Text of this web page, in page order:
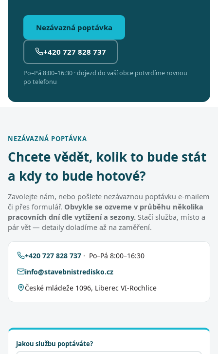
Nezávazná poptávka
+420 727 828 737
Po–Pá 8:00–16:30 · dojezd do vaší obce potvrdíme rovnou
po telefonu
NEZÁVAZNÁ POPTÁVKA
Chcete vědět, kolik to bude stát
a kdy to bude hotové?
Zavolejte nám, nebo pošlete nezávaznou poptávku e-mailem
či přes formulář. Obvykle se ozveme v průběhu několika
pracovních dní dle vytížení a sezony. Stačí služba, místo a
pár vět — detaily doladíme až na zaměření.
+420 727 828 737 · Po–Pá 8:00–16:30
info@stavebnistredisko.cz
České mládeže 1096, Liberec VI-Rochlice
Jakou službu poptáváte?